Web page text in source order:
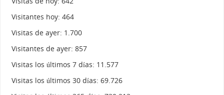
Visitantes hoy: 464
Visitas de ayer: 1.700
Visitantes de ayer: 857
Visitas los últimos 7 días: 11.577
Visitas los últimos 30 días: 69.726